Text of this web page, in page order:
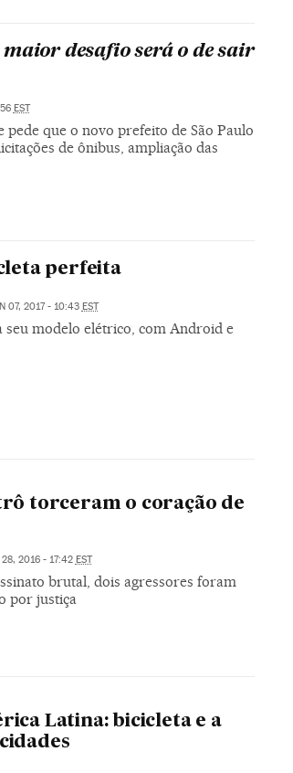
desafio será o de sair
EST
pede que o novo prefeito de São Paulo
de ônibus, ampliação das
perfeita
07, 2017 - 10:43 EST
seu modelo elétrico, com Android e
torceram o coração de
28, 2016 - 17:42 EST
brutal, dois agressores foram
por justiça
Latina: bicicleta e a